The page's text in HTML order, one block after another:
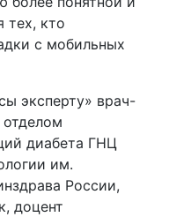
тех, кто
с мобильных
эксперту» врач-
диабета ГНЦ
им.
России,
доцент